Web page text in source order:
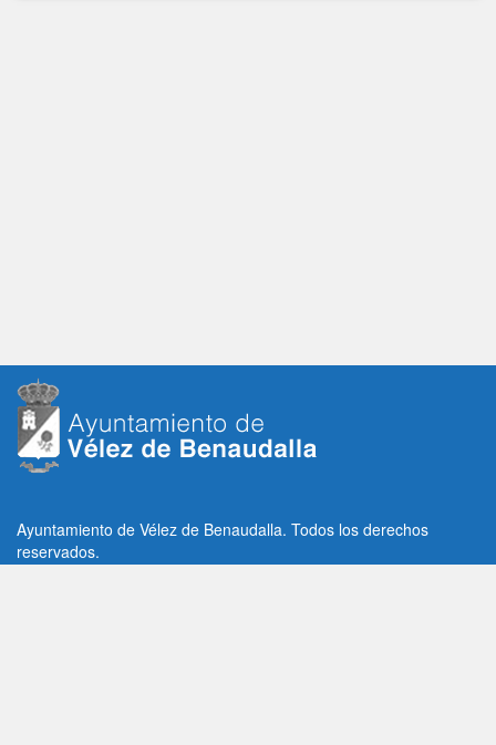
Ayuntamiento de Vélez de Benaudalla. Todos los derechos
reservados.